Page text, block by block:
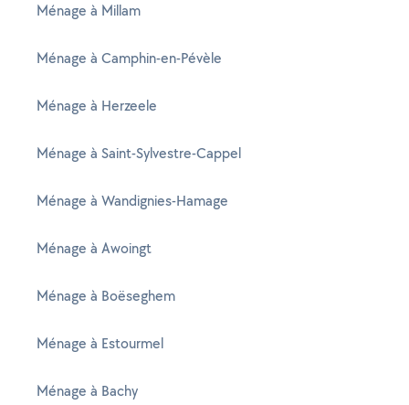
Ménage à Millam
Ménage à Camphin-en-Pévèle
Ménage à Herzeele
Ménage à Saint-Sylvestre-Cappel
Ménage à Wandignies-Hamage
Ménage à Awoingt
Ménage à Boëseghem
Ménage à Estourmel
Ménage à Bachy